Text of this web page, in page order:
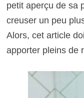
petit aperçu de sa
creuser un peu
Alors, cet article
apporter pleins de